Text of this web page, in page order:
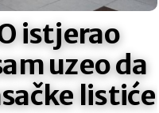
istjerao
uzeo da
listiće